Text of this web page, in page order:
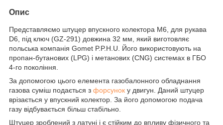
Опис
Представляємо штуцер впускного колектора M6, для рукава
D6, під ключ (GZ-291) довжина 32 мм, який виготовляє
польська компанія Gomet P.P.H.U. Його використовують на
пропан-бутанових (LPG) і метанових (CNG) системах в ГБО
4-го покоління.
За допомогою цього елемента газобалонного обладнання
газова суміш подається з форсунок у двигун. Даний штуцер
врізається у впускний колектор. За його допомогою подача
газу відбувається більш стабільно.
Штуцер зроблений з латуні і є стійким до впливу фізичного та